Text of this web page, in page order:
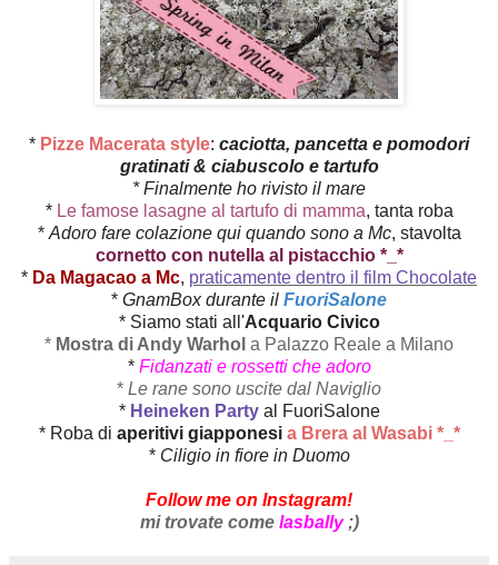
* Pizze Macerata style: caciotta, pancetta e pomodori
gratinati & ciabuscolo e tartufo
* Finalmente ho rivisto il mare
* Le famose lasagne al tartufo di mamma, tanta roba
* Adoro fare colazione qui quando sono a Mc, stavolta
cornetto con nutella al pistacchio *_*
* Da Magacao a Mc, praticamente dentro il film Chocolate
* GnamBox durante il FuoriSalone
* Siamo stati all'Acquario Civico
* Mostra di Andy Warhol a Palazzo Reale a Milano
* Fidanzati e rossetti che adoro
* Le rane sono uscite dal Naviglio
* Heineken Partyal FuoriSalone
* Roba di aperitivi giapponesi a Brera al Wasabi *_*
* Ciligio in fiore in Duomo
Follow me on Instagram!
mi trovate come lasbally ;)